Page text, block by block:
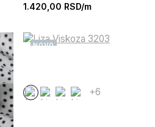
1.420,00 RSD/m
NOVO
+6